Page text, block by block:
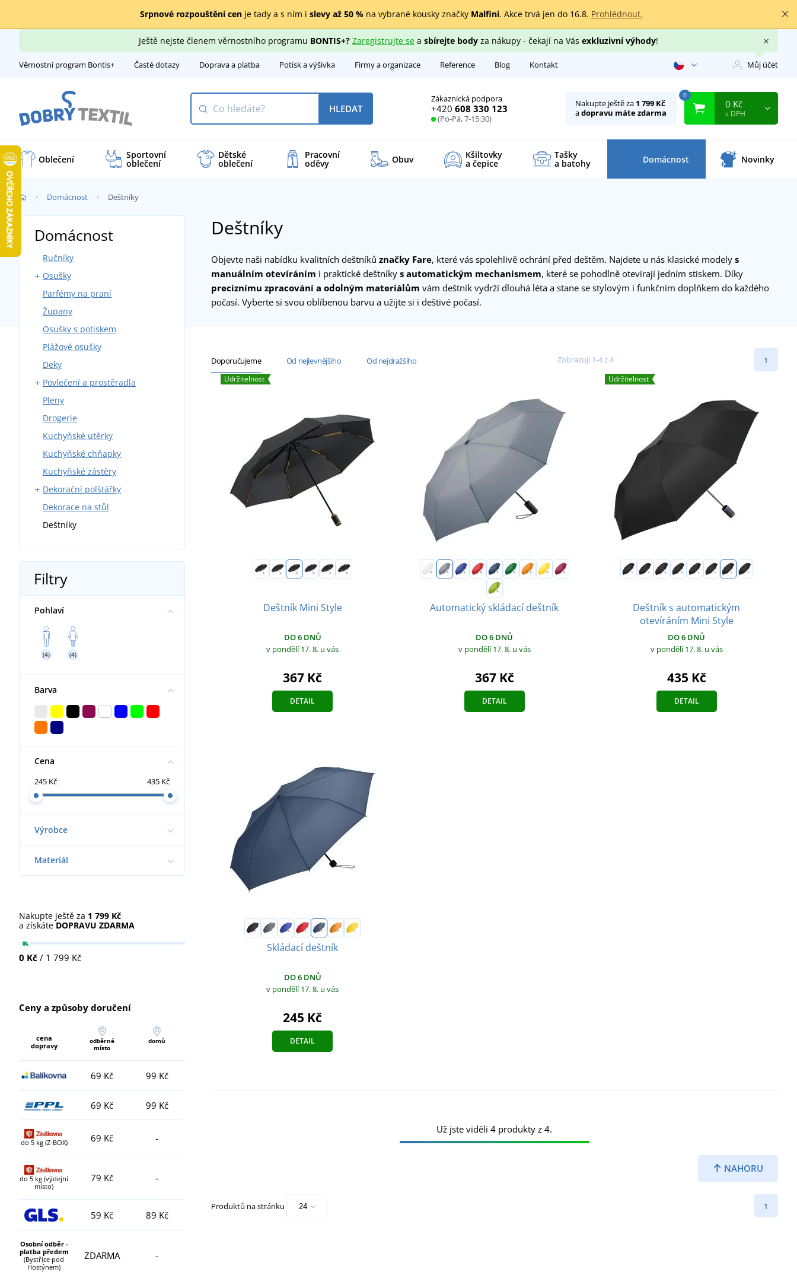
Srpnové rozpouštění cenje tady a s ním i slevy až 50 %na vybrané kousky značky Malfini. Akce trvá jen do 16.8. Prohlédnout.
Ještě nejste členem věrnostního programu BONTIS+? Zaregistrujte sea sbírejte bodyza nákupy - čekají na Vás exkluzivní výhody!
Věrnostní program Bontis+ Časté dotazy Doprava a platba Potisk a výšivka Firmy a organizace Reference Blog Kontakt Můj účet
Zákaznická podpora
+420 608 330 123
(Po-Pá, 7-15:30)
HLEDAT Nakupte ještě za 1 799 Kč
adopravu máte zdarma
0
0 Kč
s DPH
Oblečení Sportovní
oblečení
Dětské
oblečení
Pracovní
oděvy Obuv Kšiltovky
a čepice
Tašky
a batohy Domácnost Novinky
Domácnost Deštníky
Deštníky
Objevte naši nabídku kvalitních deštníků značky Fare, které vás spolehlivě ochrání před deštěm. Najdete u nás klasické modely s
manuálním otevíráním i praktické deštníky s automatickým mechanismem, které se pohodlně otevírají jedním stiskem. Díky
preciznímu zpracování a odolným materiálům vám deštník vydrží dlouhá léta a stane se stylovým i funkčním doplňkem do každého
počasí. Vyberte si svou oblíbenou barvu a užijte si i deštivé počasí.
Domácnost
Ručníky
Osušky
Osušky s potiskem
Dětská ponča
Parfémy na praní
Župany
Osušky s potiskem
Plážové osušky
Deky
Povlečení a prostěradla
Bavlněná povlečení
Krepová povlečení
Mikroplyšová povlečení
Prostěradla
Dětská povlečení
Damašková povlečení
Povlečení bavlněný satén
Pleny
Drogerie
Kuchyňské utěrky
Kuchyňské chňapky
Kuchyňské zástěry
Dekorační polštářky
Povlaky na polštářky
Polštářky s potiskem
Dekorace na stůl
Deštníky
Filtry
Pohlaví
(4) (4)
Barva
Cena
245 Kč 435 Kč
Výrobce
Materiál
Nakupte ještě za 1 799 Kč
a získáte DOPRAVU ZDARMA
0 Kč / 1 799 Kč
Ceny a způsoby doručení
cena
dopravy
odběrné
místo
domů
69 Kč 99 Kč
69 Kč 99 Kč
do 5 kg (Z-BOX) 69 Kč -
do 5 kg (výdejní
místo)
79 Kč -
59 Kč 89 Kč
Osobní odběr -
platba předem
(Bystřice pod
Hostýnem)
ZDARMA -
Doporučujeme Od nejlevnějšího Od nejdražšího Zobrazuji 1-4 z 4 1
Udržitelnost
Deštník Mini Style
DO 6 DNŮ
v pondělí 17. 8. u vás
367 Kč
DETAIL
Automatický skládací deštník
DO 6 DNŮ
v pondělí 17. 8. u vás
367 Kč
DETAIL
Udržitelnost
Deštník s automatickým
otevíráním Mini Style
DO 6 DNŮ
v pondělí 17. 8. u vás
435 Kč
DETAIL
Skládací deštník
DO 6 DNŮ
v pondělí 17. 8. u vás
245 Kč
DETAIL
NAHORU
Už jste viděli 4 produkty z 4.
Produktů na stránku 1